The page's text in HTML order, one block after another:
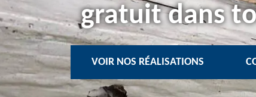
gratuit dans
VOIR NOS RÉALISATIONS